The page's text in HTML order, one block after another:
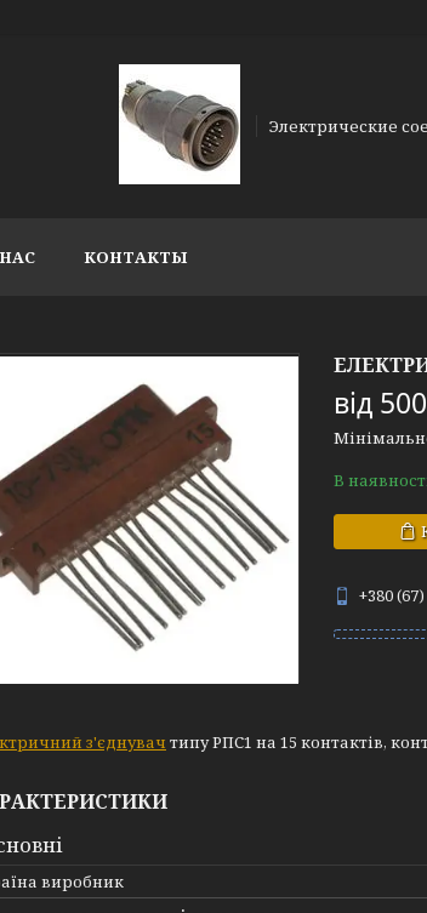
Электрические
КОНТАКТЫ
від
В
+380
з'єднувач типу РПС1 на 15 контактів,
виробник